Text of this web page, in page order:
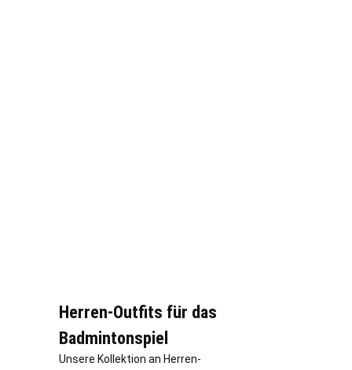
Herren-Outfits für das
Badmintonspiel
Unsere Kollektion an Herren-